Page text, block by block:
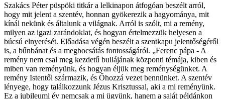
Szakács Péter püspöki titkár a lelkinapon átfogóan beszélt arról,
hogy mit jelent a szentév, honnan gyökerezik a hagyománya, mit
kínál nekünk és általunk a világnak. Arról is szólt, mi a remény,
milyen az igazi zarándoklat, és hogyan értelmezzük helyesen a
búcsú elnyerését. Előadása végén beszélt a szentkapu jelentőségéről
is, a bűnbánat és a megbocsátás fontosságáról. „Ferenc pápa - A
remény nem csal meg kezdetű bullájának központi témája, kiben és
miben van reményünk, és hogyan éljük meg reménységünket. A
remény Istentől származik, és Őhozzá vezet bennünket. A szentév
lényege, hogy találkozzunk Jézus Krisztussal, aki a mi reményünk.
Ez a jubileumi év nemcsak a mi ügyünk, hanem a saját példánkon